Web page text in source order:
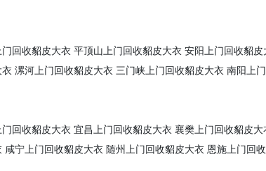
回收貂皮大衣 平顶山上门回收貂皮大衣 安阳上门回收貂皮
衣 漯河上门回收貂皮大衣 三门峡上门回收貂皮大衣 南阳上
回收貂皮大衣 宜昌上门回收貂皮大衣 襄樊上门回收貂皮大
咸宁上门回收貂皮大衣 随州上门回收貂皮大衣 恩施上门回